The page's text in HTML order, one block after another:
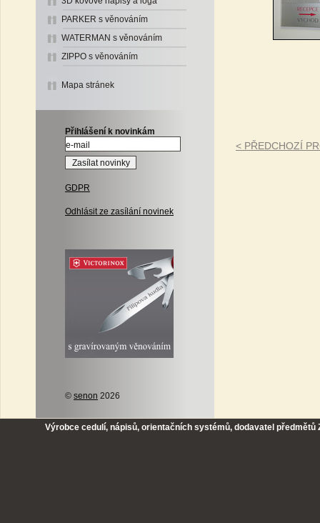
PARKER s věnováním
WATERMAN s věnováním
ZIPPO s věnováním
Mapa stránek
Přihlášení k novinkám
GDPR
Odhlásit ze zasílání novinek
© senon 2026
< PŘEDCHOZÍ
Výrobce cedulí, nápisů, orientačních systémů, dodavatel předmětů